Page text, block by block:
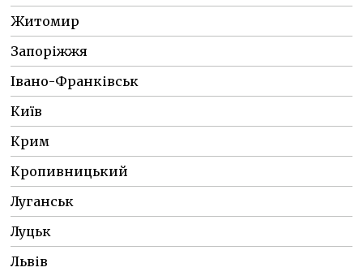
Житомир
Запоріжжя
Івано-Франківськ
Київ
Крим
Кропивницький
Луганськ
Луцьк
Львів